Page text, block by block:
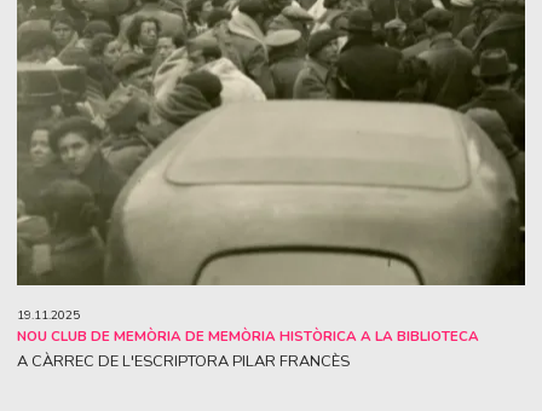
19.11.2025
NOU CLUB DE MEMÒRIA DE MEMÒRIA HISTÒRICA A LA BIBLIOTECA
A CÀRREC DE L'ESCRIPTORA PILAR FRANCÈS